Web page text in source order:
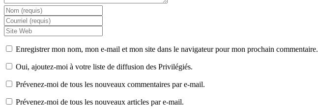
Enregistrer mon nom, mon e-mail et mon site dans le navigateur pour mon prochain commentaire.
Oui, ajoutez-moi à votre liste de diffusion des Privilégiés.
Prévenez-moi de tous les nouveaux commentaires par e-mail.
Prévenez-moi de tous les nouveaux articles par e-mail.